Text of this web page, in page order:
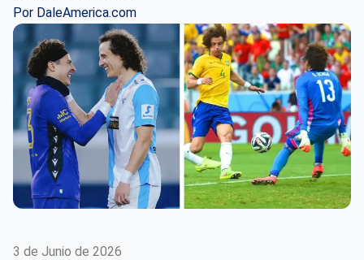
Por DaleAmerica.com
3 de Junio de 2026